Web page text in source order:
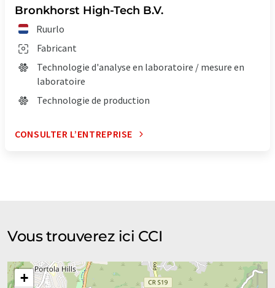
Bronkhorst High-Tech B.V.
Ruurlo
Fabricant
Technologie d'analyse en laboratoire / mesure en
laboratoire
Technologie de production
CONSULTER L’ENTREPRISE
Vous trouverez ici CCI
+